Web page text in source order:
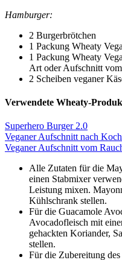
Hamburger:
2 Burgerbrötchen
1 Packung Wheaty
1 Packung Wheaty
Art oder Aufschnitt
2 Scheiben veganer
Verwendete Wheaty-
Superhero Burger 2.0
Veganer Aufschnitt nach
Veganer Aufschnitt vom
Alle Zutaten für die
einen Stabmixer
Leistung mixen.
Kühlschrank stellen.
Für die Guacamole
Avocadofleisch mit
gehackten Koriander,
stellen.
Für die Zubereitung